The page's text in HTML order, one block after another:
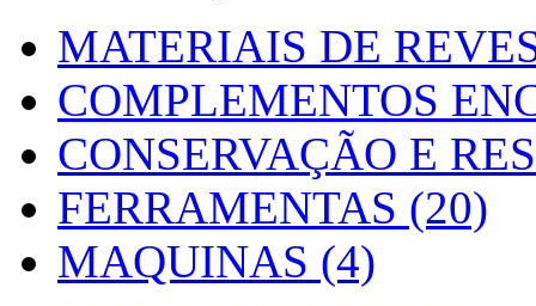
MATERIAIS DE
COMPLEMENTOS
CONSERVAÇÃO E
FERRAMENTAS (20)
MAQUINAS (4)